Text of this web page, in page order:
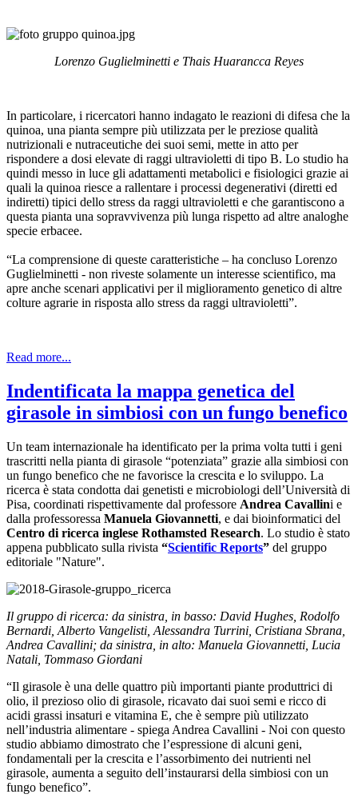
Lorenzo Guglielminetti e Thais Huarancca Reyes
In particolare, i ricercatori hanno indagato le reazioni di difesa che la
quinoa, una pianta sempre più utilizzata per le preziose qualità
nutrizionali e nutraceutiche dei suoi semi, mette in atto per
rispondere a dosi elevate di raggi ultravioletti di tipo B. Lo studio ha
quindi messo in luce gli adattamenti metabolici e fisiologici grazie ai
quali la quinoa riesce a rallentare i processi degenerativi (diretti ed
indiretti) tipici dello stress da raggi ultravioletti e che garantiscono a
questa pianta una sopravvivenza più lunga rispetto ad altre analoghe
specie erbacee.
“La comprensione di queste caratteristiche – ha concluso Lorenzo
Guglielminetti - non riveste solamente un interesse scientifico, ma
apre anche scenari applicativi per il miglioramento genetico di altre
colture agrarie in risposta allo stress da raggi ultravioletti”.
Read more...
Indentificata la mappa genetica del
girasole in simbiosi con un fungo benefico
Un team internazionale ha identificato per la prima volta tutti i geni
trascritti nella pianta di girasole “potenziata” grazie alla simbiosi con
un fungo benefico che ne favorisce la crescita e lo sviluppo. La
ricerca è stata condotta dai genetisti e microbiologi dell’Università di
Pisa, coordinati rispettivamente dal professore Andrea Cavallini e
dalla professoressa Manuela Giovannetti, e dai bioinformatici del
Centro di ricerca inglese Rothamsted Research. Lo studio è stato
appena pubblicato sulla rivista “Scientific Reports” del gruppo
editoriale "Nature".
Il gruppo di ricerca: da sinistra, in basso: David Hughes, Rodolfo
Bernardi, Alberto Vangelisti, Alessandra Turrini, Cristiana Sbrana,
Andrea Cavallini; da sinistra, in alto: Manuela Giovannetti, Lucia
Natali, Tommaso Giordani
“Il girasole è una delle quattro più importanti piante produttrici di
olio, il prezioso olio di girasole, ricavato dai suoi semi e ricco di
acidi grassi insaturi e vitamina E, che è sempre più utilizzato
nell’industria alimentare - spiega Andrea Cavallini - Noi con questo
studio abbiamo dimostrato che l’espressione di alcuni geni,
fondamentali per la crescita e l’assorbimento dei nutrienti nel
girasole, aumenta a seguito dell’instaurarsi della simbiosi con un
fungo benefico”.